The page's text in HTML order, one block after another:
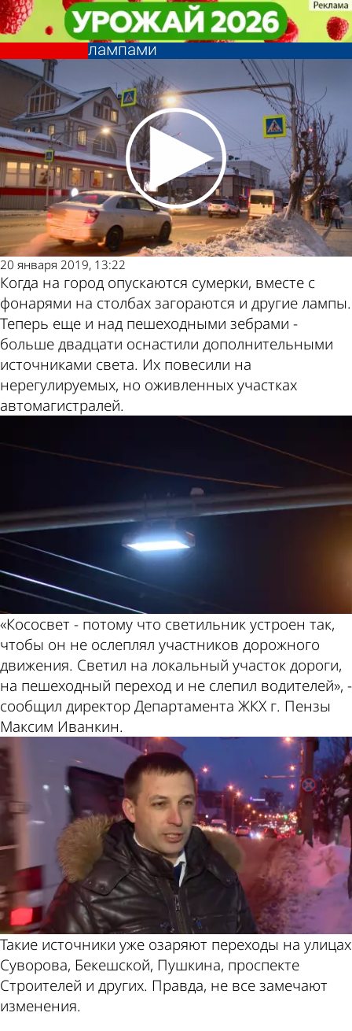
В Пензе больше 20 переходов
оснастили дополнительными
лампами
Общество
20 января 2019, 13:22
Когда на город опускаются сумерки, вместе с
фонарями на столбах загораются и другие лампы.
Теперь еще и над пешеходными зебрами -
больше двадцати оснастили дополнительными
источниками света. Их повесили на
нерегулируемых, но оживленных участках
автомагистралей.
«Кососвет - потому что светильник устроен так,
чтобы он не ослеплял участников дорожного
движения. Светил на локальный участок дороги,
на пешеходный переход и не слепил водителей», -
сообщил директор Департамента ЖКХ г. Пензы
Максим Иванкин.
Такие источники уже озаряют переходы на улицах
Суворова, Бекешской, Пушкина, проспекте
Строителей и других. Правда, не все замечают
изменения.
В Пензе больше 20 переходов
оснастили дополнительными
лампами
Общество
Другие
новости по
теме
Погода и
курсы валют в
Пензе